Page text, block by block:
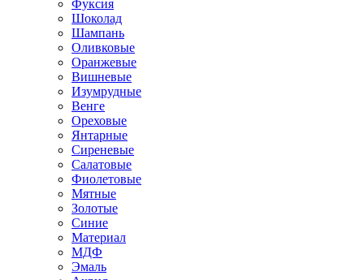
Фуксия
Шоколад
Шампань
Оливковые
Оранжевые
Вишневые
Изумрудные
Венге
Ореховые
Янтарные
Сиреневые
Салатовые
Фиолетовые
Мятные
Золотые
Синие
Материал
МДФ
Эмаль